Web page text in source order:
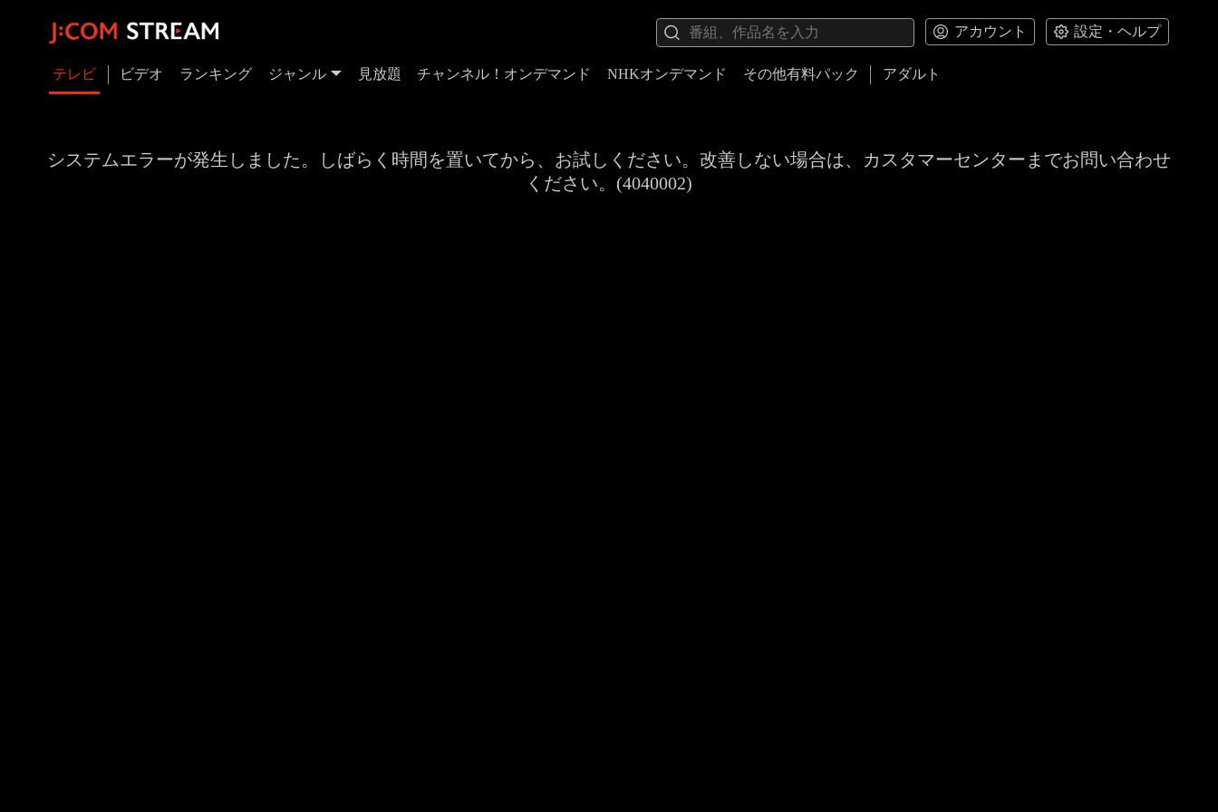
アカウント 設定・ヘルプ
テレビ ビデオ ランキング ジャンル 見放題 チャンネル！オンデマンド NHKオンデマンド その他有料パック アダルト
システムエラーが発生しました。しばらく時間を置いてから、お試しください。改善しない場合は、カスタマーセンターまでお問い合わせ
ください。(4040002)